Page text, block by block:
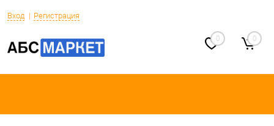
Вход Регистрация
0 0